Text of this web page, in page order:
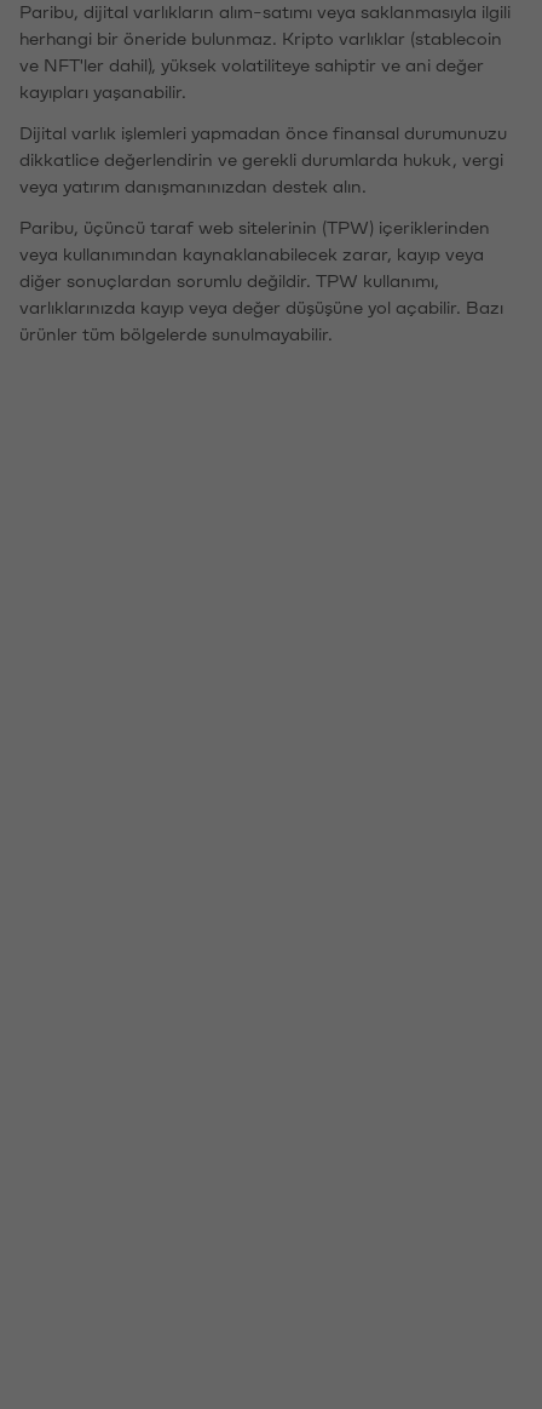
Paribu, dijital varlıkların alım-satımı veya saklanmasıyla ilgili
herhangi bir öneride bulunmaz. Kripto varlıklar (stablecoin
ve NFT'ler dahil), yüksek volatiliteye sahiptir ve ani değer
kayıpları yaşanabilir.
Dijital varlık işlemleri yapmadan önce finansal durumunuzu
dikkatlice değerlendirin ve gerekli durumlarda hukuk, vergi
veya yatırım danışmanınızdan destek alın.
Paribu, üçüncü taraf web sitelerinin (TPW) içeriklerinden
veya kullanımından kaynaklanabilecek zarar, kayıp veya
diğer sonuçlardan sorumlu değildir. TPW kullanımı,
varlıklarınızda kayıp veya değer düşüşüne yol açabilir. Bazı
ürünler tüm bölgelerde sunulmayabilir.